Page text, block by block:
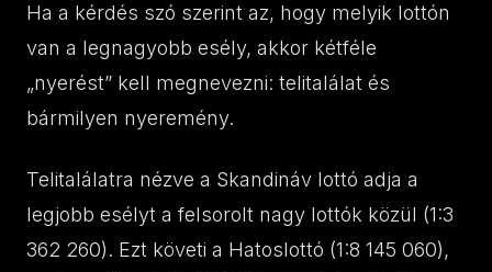
Ha a kérdés szó szerint az, hogy melyik lottón
van a legnagyobb esély, akkor kétféle
„nyerést” kell megnevezni: telitalálat és
bármilyen nyeremény.
Telitalálatra nézve a Skandináv lottó adja a
legjobb esélyt a felsorolt nagy lottók közül (1:3
362 260). Ezt követi a Hatoslottó (1:8 145 060),